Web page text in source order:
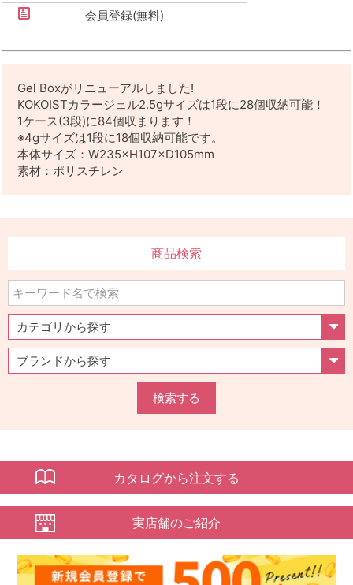
会員登録(無料)
Gel Boxがリニューアルしました!
KOKOISTカラージェル2.5gサイズは1段に28個収納可能！
1ケース(3段)に84個収まります！
※4gサイズは1段に18個収納可能です。
本体サイズ：W235×H107×D105mm
素材：ポリスチレン
商品検索
検索する
カタログから注文する
実店舗のご紹介